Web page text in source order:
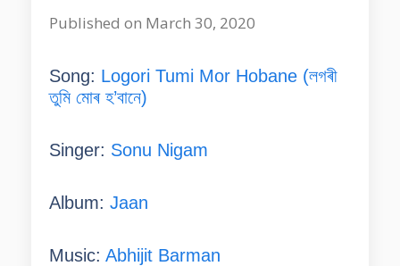
Published on March 30, 2020
Song: Logori Tumi Mor Hobane (লগৰী
তুমি মোৰ হ’বানে)
Singer: Sonu Nigam
Album: Jaan
Music: Abhijit Barman